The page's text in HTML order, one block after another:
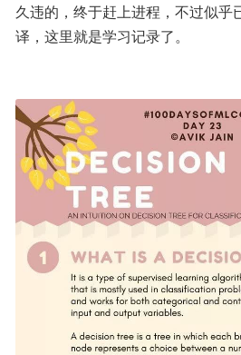
久违的，终于赶上进程，不过似乎
译，这里就是学习记录了。